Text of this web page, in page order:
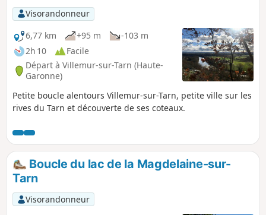
Visorandonneur
6,77 km
+95 m
-103 m
2h 10
Facile
Départ à Villemur-sur-Tarn (Haute-
Garonne)
Petite boucle alentours Villemur-sur-Tarn, petite ville sur les
rives du Tarn et découverte de ses coteaux.
Boucle du lac de la Magdelaine-sur-
Tarn
Visorandonneur